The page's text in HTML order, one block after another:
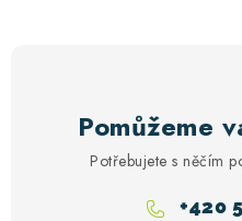
Pomůžeme
Potřebujete s něčím
+420